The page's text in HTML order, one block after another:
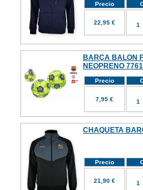
Precio
22,95 €
BARÇA BALON
NEOPRENO
Precio
7,95 €
CHAQUETA
Precio
21,90 €